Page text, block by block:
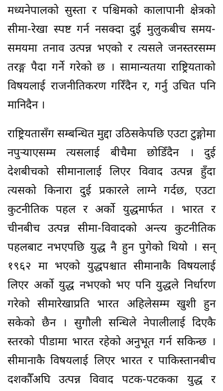
मध्यनेपालको सुस्ता र पश्चिमको कालापानी क्षेत्रको
सीमा-रेखा स्पष्ट गर्न नसक्दा दुई मुलुकबीच समय-
समयमा तनाव उत्पन्न भएको र त्यसले जनस्तरसम्म
तरङ्ग पैदा गर्ने गरेको छ । सामान्यतया राष्ट्रियताको
विषयलाई राजनीतिकरण गरिँदैन र, गर्नु उचित पनि
मानिदैन ।
राष्ट्रियतासँग सम्बन्धित मुद्दा उठिसकेपछि एउटा टुङ्गोमा
नपुऱ्याएसम्म त्यसलाई बीचैमा छोडिँदैन । दुई
देशबीचको सीमानालाई लिएर विवाद उत्पन्न हुँदा
त्यसको किनारा दुई प्रकारले लाग्ने गर्दछ, एउटा
कुटनीतिक पहल र अर्को युद्धमार्फत । भारत र
चीनबीच उत्पन्न सीमा-विवादको अन्त्य कुटनीतिक
पहलबाट नभएपछि युद्ध नै हुन पुगेको थियो । सन्
१९६२ मा भएको युद्धपश्चात सीमानाकै विषयलाई
लिएर अर्को युद्ध नभएको भए पनि युद्धले निर्धारण
गरेको सीमारेखाप्रति भारत अहिलेसम्म खुशी हुन
सकेको छैन । सुगौली सन्धिले नेपालीलाई दिएकै
स्तरको पीडामा भारत रहेको अनुभूत गर्न सकिन्छ ।
सीमानाकै विषयलाई लिएर भारत र पाकिस्तानबीच
दशकौँअघि उत्पन्न विवाद पटक-पटकका युद्ध र